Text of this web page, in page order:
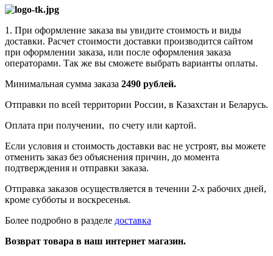
1. При оформление заказа вы увидите стоимость и виды
доставки. Расчет стоимости доставки производится сайтом
при оформлении заказа, или после оформления заказа
операторами. Так же вы сможете выбрать варианты оплаты.
Минимальная сумма заказа 2490 рублей.
Отправки по всей территории России, в Казахстан и Беларусь.
Оплата при получении, по счету или картой.
Если условия и стоимость доставки вас не устроят, вы можете
отменить заказ без объяснения причин, до момента
подтверждения и отправки заказа.
Отправка заказов осуществляется в течении 2-х рабочих дней,
кроме субботы и воскресенья.
Более подробно в разделе доставка
Возврат товара в наш интернет магазин.